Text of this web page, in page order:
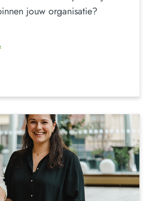
jouw organisatie?